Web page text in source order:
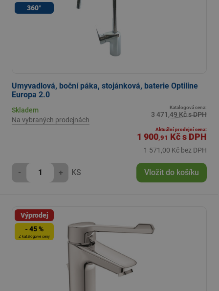
360°
Umyvadlová, boční páka, stojánková, baterie Optiline
Europa 2.0
Skladem
Na vybraných prodejnách
Katalogová cena:
3 471,49 Kč s DPH
Aktuální prodejní cena:
1 900,91 Kčs DPH
1 571,00 Kč bez DPH
- + KS Vložit do košíku
Výprodej
- 45 %
Z katalogové ceny